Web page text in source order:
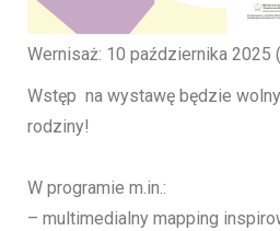
Wernisaż: 10 października 2025
Wstęp na wystawę będzie
rodziny!
W programie m.in.:
– multimedialny mapping